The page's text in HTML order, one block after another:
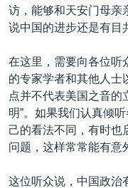
重要讲话与声明
台海两岸关系
南中国海争端
关注西藏
关注新疆
GEN Z 看美国
访，能够和天安门母亲
说中国的进步还是有目
在这里，需要向各位听
的专家学者和其他人士
点并不代表美国之音的
明”。如果我们认真倾
己的看法不同，有时也
问题，这样常常能有意
这位听众说，中国政治